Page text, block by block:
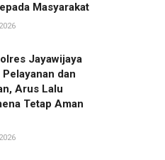
Masyarakat
Jayawijaya
dan
Arus Lalu
Tetap Aman